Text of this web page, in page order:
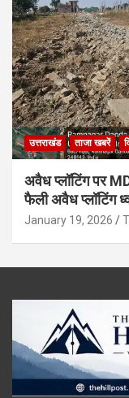
उत्तराखंड ताजा खबरें
अवैध प्लॉटिंग पर
फैली अवैध प्लॉटिंग
January 19, 2026